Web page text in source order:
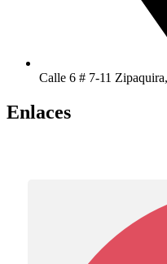
Calle 6 # 7-11
Enlaces